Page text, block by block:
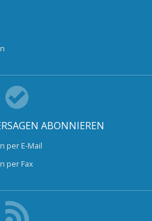
ABONNIEREN
per E-Mail
per Fax